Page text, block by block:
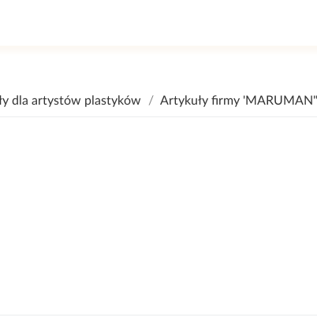
dla artystów plastyków Artykuły firmy 'MARUMAN"